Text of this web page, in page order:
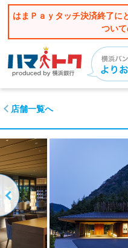
はまＰａｙタッチ決済終了に
つい
店舗一覧へ